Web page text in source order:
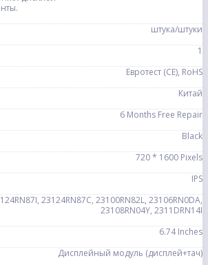
штука/штуки
1
Евротест (СЕ), RoHS
Китай
6 Months Free Repair
Black
720 * 1600 Pixels
IPS
23124RN87C, 23100RN82L, 23106RN0DA,
23108RN04Y, 2311DRN14I
6.74 Inches
Дисплейный модуль (дисплей+тач)